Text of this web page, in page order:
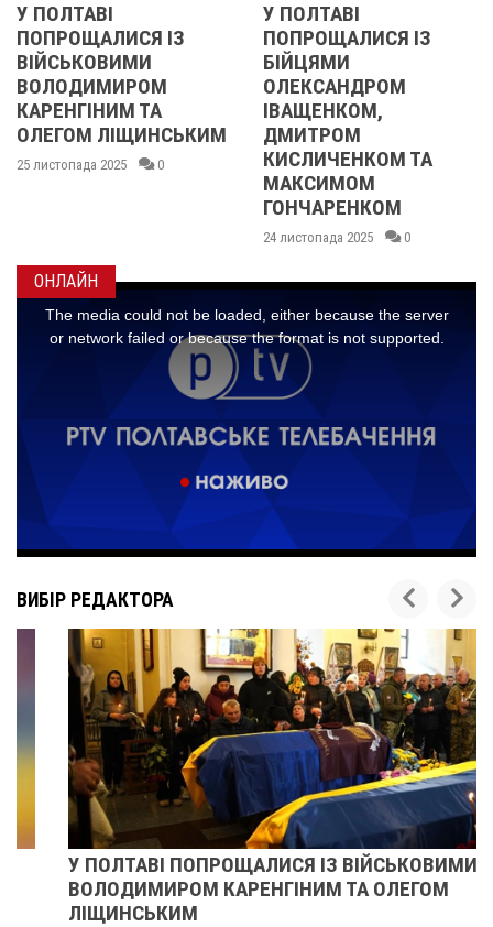
ІЗ
ТА
ЛІЩИНСЬКИМ
2025 0
У ПОЛТАВІ
ПОПРОЩАЛИСЯ ІЗ
БІЙЦЯМИ
ОЛЕКСАНДРОМ
ІВАЩЕНКОМ,
ДМИТРОМ
КИСЛИЧЕНКОМ ТА
МАКСИМОМ
ГОНЧАРЕНКОМ
24 листопада 2025 0
ОНЛАЙН
ВИБІР РЕДАКТОРА
У ПОЛТАВІ ПОПРОЩАЛИСЯ ІЗ ВІЙСЬКОВИМИ
ВОЛОДИМИРОМ КАРЕНГІНИМ ТА ОЛЕГОМ
ЛІЩИНСЬКИМ